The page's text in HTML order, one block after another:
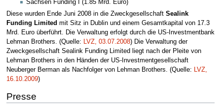
Sachsen Funding I (1.85 Mrd. Euro)
Diese wurden Ende Juni 2008 in die Zweckgesellschaft Sealink
Funding Limited mit Sitz in Dublin und einem Gesamtkapital von 17.3
Mrd. Euro überführt. Die Verwaltung erfolgt durch die US-Investmentbank
Lehman Brothers. (Quelle:
LVZ, 03.07.2008) Die Verwaltung der
Zweckgesellschaft Sealink Funding Limited liegt nach der Pleite von
Lehman Brothers in den Händen der US-Investmentgesellschaft
Neuberger Berman als Nachfolger von Lehman Brothers. (Quelle:
LVZ,
16.10.2009)
Presse